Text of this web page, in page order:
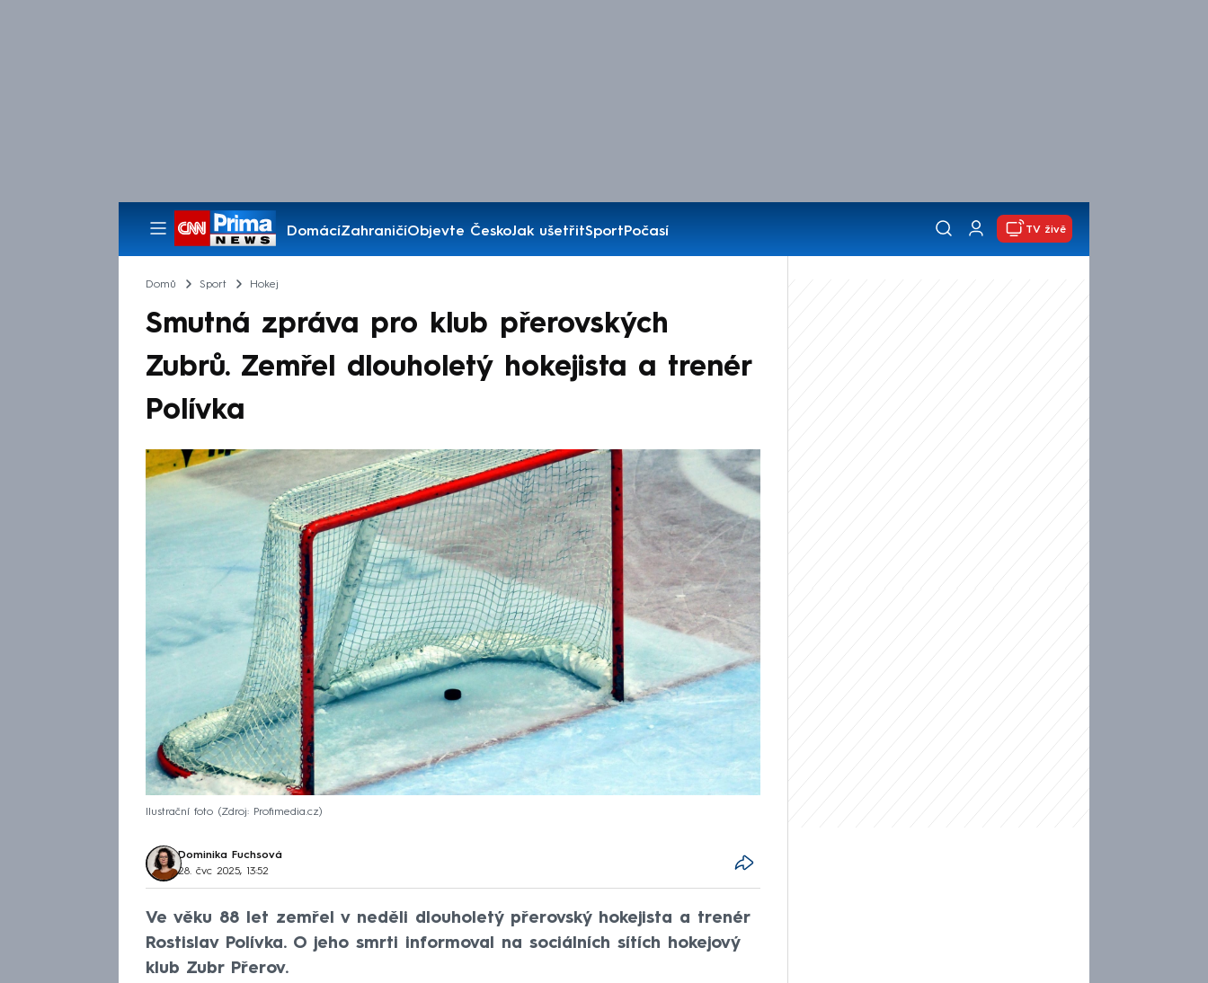
DomácíZahraničíObjevte ČeskoJak ušetřitSportPočasí
Pořady
TV živě
Domů Sport Hokej
Smutná zpráva pro klub přerovských
Zubrů. Zemřel dlouholetý hokejista a trenér
Polívka
Ilustrační foto Zdroj: Profimedia.cz
Dominika Fuchsová
28. čvc 2025, 13:52
Ve věku 88 let zemřel v neděli dlouholetý přerovský hokejista a trenér
Rostislav Polívka. O jeho smrti informoval na sociálních sítích hokejový
klub Zubr Přerov.